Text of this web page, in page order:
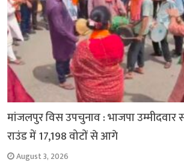
मांजलपुर विस उपचुनाव : भाजपा
राउंड में 17,198 वोटों से आगे
August 3, 2026